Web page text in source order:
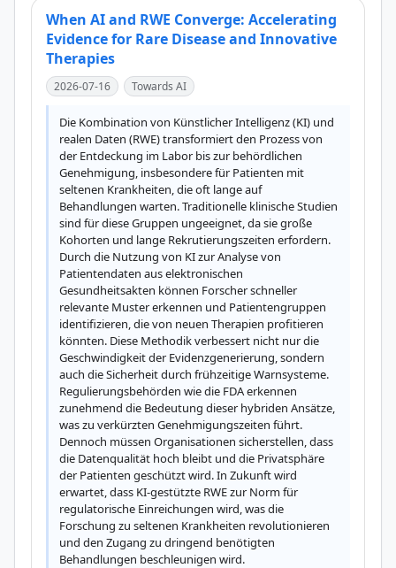
When AI and RWE Converge: Accelerating
Evidence for Rare Disease and Innovative
Therapies
2026-07-16 Towards AI
Die Kombination von Künstlicher Intelligenz (KI) und
realen Daten (RWE) transformiert den Prozess von
der Entdeckung im Labor bis zur behördlichen
Genehmigung, insbesondere für Patienten mit
seltenen Krankheiten, die oft lange auf
Behandlungen warten. Traditionelle klinische Studien
sind für diese Gruppen ungeeignet, da sie große
Kohorten und lange Rekrutierungszeiten erfordern.
Durch die Nutzung von KI zur Analyse von
Patientendaten aus elektronischen
Gesundheitsakten können Forscher schneller
relevante Muster erkennen und Patientengruppen
identifizieren, die von neuen Therapien profitieren
könnten. Diese Methodik verbessert nicht nur die
Geschwindigkeit der Evidenzgenerierung, sondern
auch die Sicherheit durch frühzeitige Warnsysteme.
Regulierungsbehörden wie die FDA erkennen
zunehmend die Bedeutung dieser hybriden Ansätze,
was zu verkürzten Genehmigungszeiten führt.
Dennoch müssen Organisationen sicherstellen, dass
die Datenqualität hoch bleibt und die Privatsphäre
der Patienten geschützt wird. In Zukunft wird
erwartet, dass KI-gestützte RWE zur Norm für
regulatorische Einreichungen wird, was die
Forschung zu seltenen Krankheiten revolutionieren
und den Zugang zu dringend benötigten
Behandlungen beschleunigen wird.